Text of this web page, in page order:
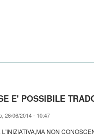
E' POSSIBILE
26/06/2014 - 10:47
NON